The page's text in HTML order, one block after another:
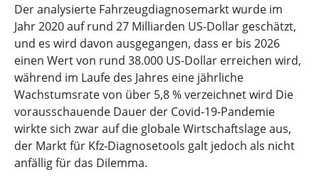
Der analysierte Fahrzeugdiagnosemarkt wurde im
Jahr 2020 auf rund 27 Milliarden US-Dollar geschätzt,
und es wird davon ausgegangen, dass er bis 2026
einen Wert von rund 38.000 US-Dollar erreichen wird,
während im Laufe des Jahres eine jährliche
Wachstumsrate von über 5,8 % verzeichnet wird Die
vorausschauende Dauer der Covid-19-Pandemie
wirkte sich zwar auf die globale Wirtschaftslage aus,
der Markt für Kfz-Diagnosetools galt jedoch als nicht
anfällig für das Dilemma.